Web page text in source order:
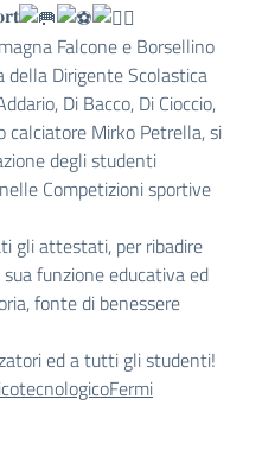
Falcone e Borsellino
della Dirigente Scolastica
Di Bacco, Di Cioccio,
calciatore Mirko Petrella, si
degli studenti
Competizioni sportive
gli attestati, per ribadire
funzione educativa ed
fonte di benessere
ed a tutti gli studenti!